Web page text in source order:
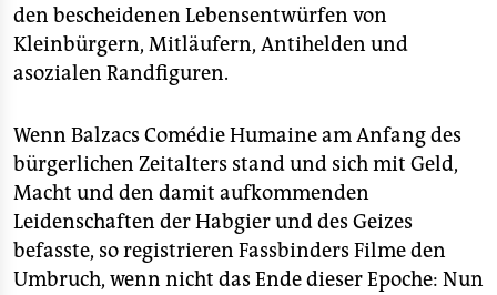
den bescheidenen Lebensentwürfen von
Kleinbürgern, Mitläufern, Antihelden und
asozialen Randfiguren.
Wenn Balzacs Comédie Humaine am Anfang des
bürgerlichen Zeitalters stand und sich mit Geld,
Macht und den damit aufkommenden
Leidenschaften der Habgier und des Geizes
befasste, so registrieren Fassbinders Filme den
Umbruch, wenn nicht das Ende dieser Epoche: Nun